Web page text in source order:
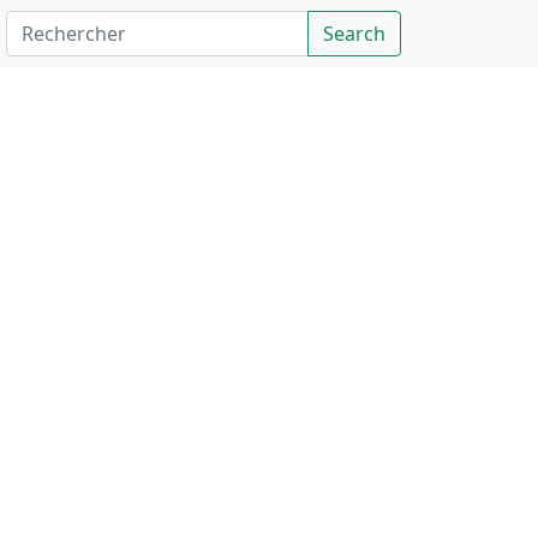
Rechercher
Search